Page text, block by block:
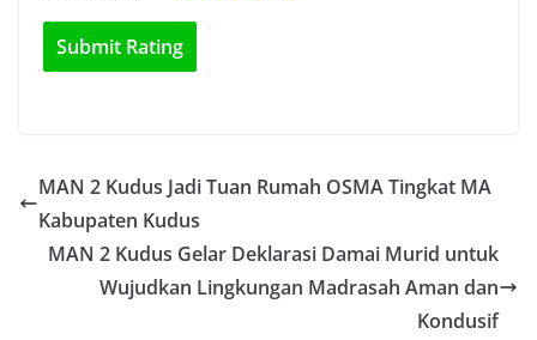
MAN 2 Kudus Jadi Tuan Rumah OSMA Tingkat MA
Kabupaten Kudus
MAN 2 Kudus Gelar Deklarasi Damai Murid untuk
Wujudkan Lingkungan Madrasah Aman dan
Kondusif